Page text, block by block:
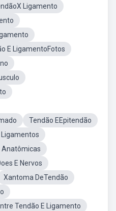
Ligamento
E LigamentoFotos
Tendão EEpitendão
Ligamentos
Anatômicas
E Nervos
Xantoma DeTendão
Tendão E Ligamento